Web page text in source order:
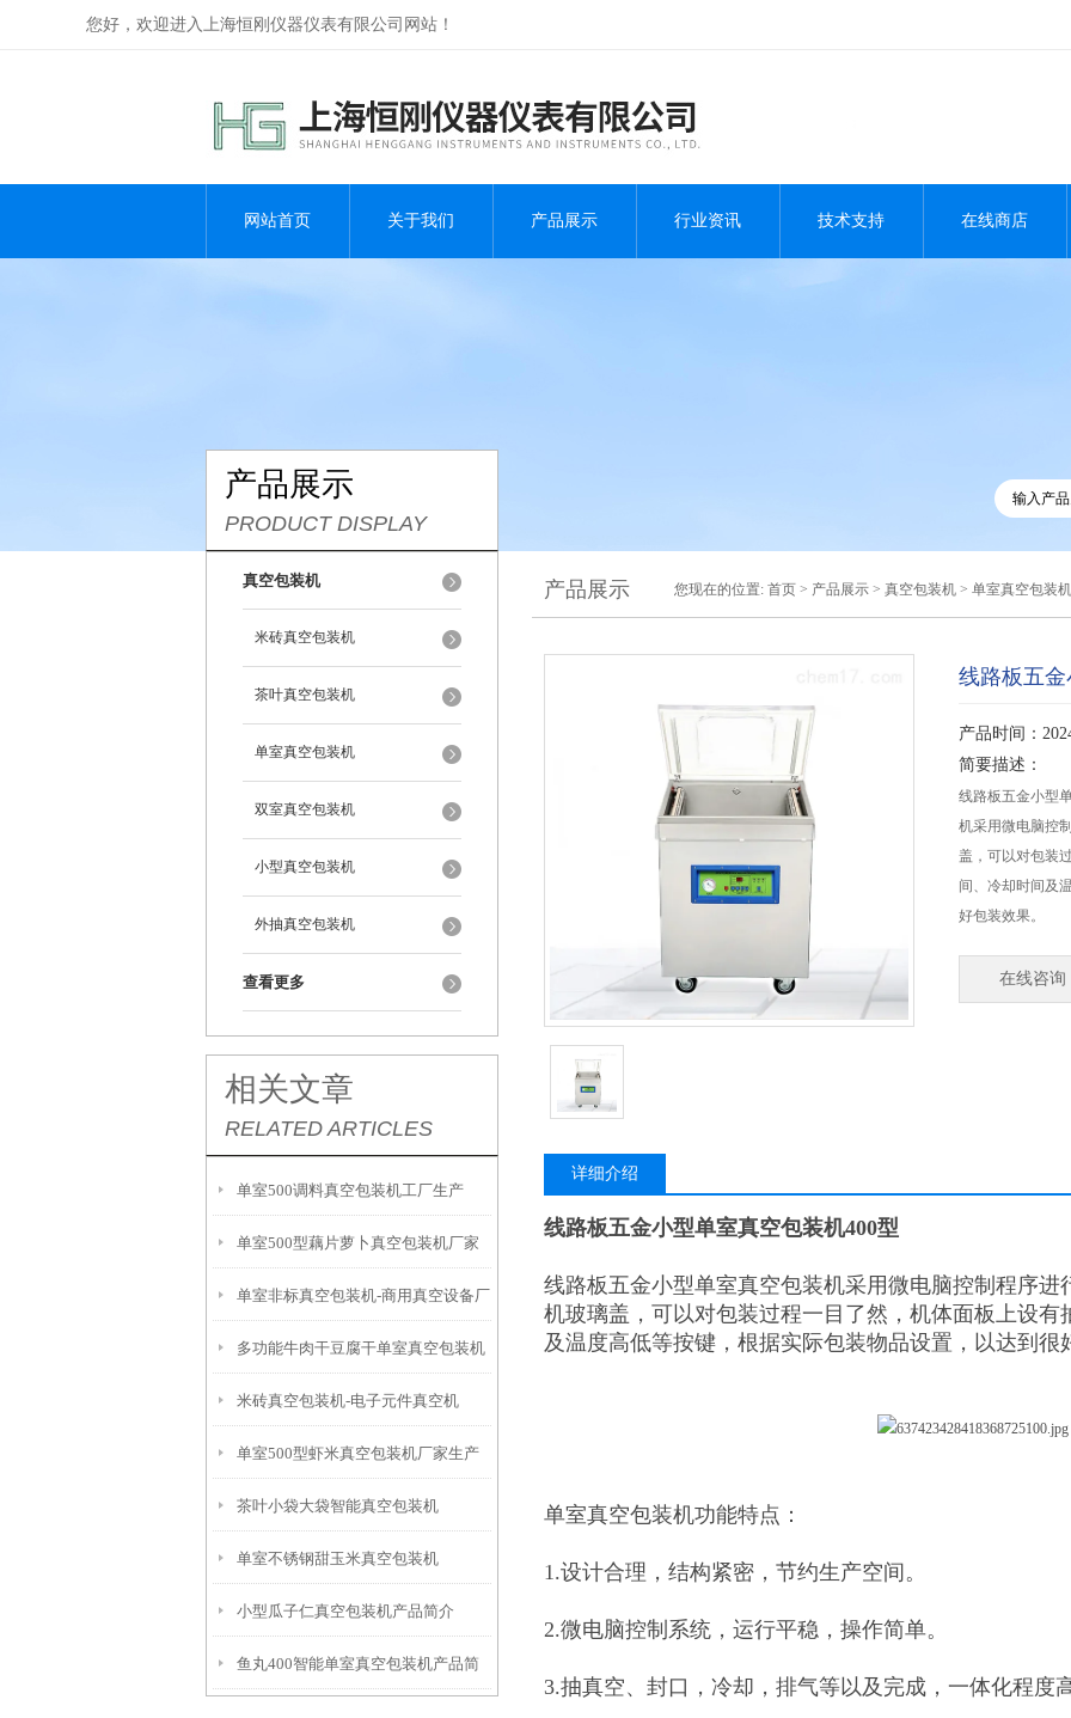
您好，欢迎进入上海恒刚仪器仪表有限公司网站！
网站首页 关于我们 产品展示 行业资讯 技术支持 在线商店
产品展示
PRODUCT DISPLAY
真空包装机
米砖真空包装机
茶叶真空包装机
单室真空包装机
双室真空包装机
小型真空包装机
外抽真空包装机
查看更多
相关文章
RELATED ARTICLES
单室500调料真空包装机工厂生产
单室500型藕片萝卜真空包装机厂家
单室非标真空包装机-商用真空设备厂
家
多功能牛肉干豆腐干单室真空包装机
米砖真空包装机-电子元件真空机
单室500型虾米真空包装机厂家生产
茶叶小袋大袋智能真空包装机
单室不锈钢甜玉米真空包装机
小型瓜子仁真空包装机产品简介
鱼丸400智能单室真空包装机产品简
产品展示 您现在的位置: 首页 > 产品展示 > 真空包装机 > 单室真空包装机
线路板五
产品时间：
简要描述：
线路板五金小型
机采用微电脑控
盖，可以对包装
间、冷却时间及
好包装效果。
在线咨询
详细介绍
线路板五金小型单室真空包装机400型
线路板五金小型单室真空包装机采用微电脑控制程序
机玻璃盖，可以对包装过程一目了然，机体面板上设
及温度高低等按键，根据实际包装物品设置，以达到很
单室真空包装机功能特点：
1.设计合理，结构紧密，节约生产空间。
2.微电脑控制系统，运行平稳，操作简单。
3.抽真空、封口，冷却，排气等以及完成，一体化程度